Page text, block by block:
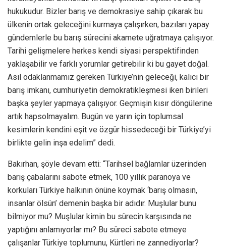
hukukudur. Bizler barış ve demokrasiye sahip çıkarak bu
ülkenin ortak geleceğini kurmaya çalışırken, bazıları yapay
gündemlerle bu barış sürecini akamete uğratmaya çalışıyor.
Tarihi gelişmelere herkes kendi siyasi perspektifinden
yaklaşabilir ve farklı yorumlar getirebilir ki bu gayet doğal.
Asıl odaklanmamız gereken Türkiye’nin geleceği, kalıcı bir
barış imkanı, cumhuriyetin demokratikleşmesi iken birileri
başka şeyler yapmaya çalışıyor. Geçmişin kısır döngülerine
artık hapsolmayalım. Bugün ve yarın için toplumsal
kesimlerin kendini eşit ve özgür hissedeceği bir Türkiye’yi
birlikte gelin inşa edelim” dedi.
Bakırhan, şöyle devam etti: “Tarihsel bağlamlar üzerinden
barış çabalarını sabote etmek, 100 yıllık paranoya ve
korkuları Türkiye halkının önüne koymak ‘barış olmasın,
insanlar ölsün’ demenin başka bir adıdır. Muşlular bunu
bilmiyor mu? Muşlular kimin bu sürecin karşısında ne
yaptığını anlamıyorlar mı? Bu süreci sabote etmeye
çalışanlar Türkiye toplumunu, Kürtleri ne zannediyorlar?